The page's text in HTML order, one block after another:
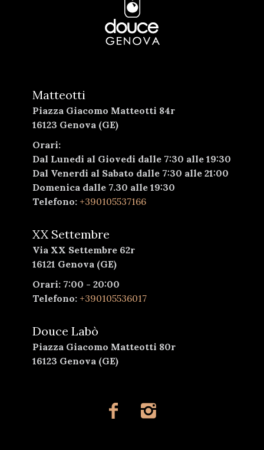
Matteotti
Piazza Giacomo Matteotti 84r
16123 Genova (GE)
Orari:
Dal Lunedi al Giovedi dalle 7:30 alle 19:30
Dal Venerdi al Sabato dalle 7:30 alle 21:00
Domenica dalle 7.30 alle 19:30
Telefono: +390105537166
XX Settembre
Via XX Settembre 62r
16121 Genova (GE)
Orari: 7:00 - 20:00
Telefono: +390105536017
Douce Labò
Piazza Giacomo Matteotti 80r
16123 Genova (GE)